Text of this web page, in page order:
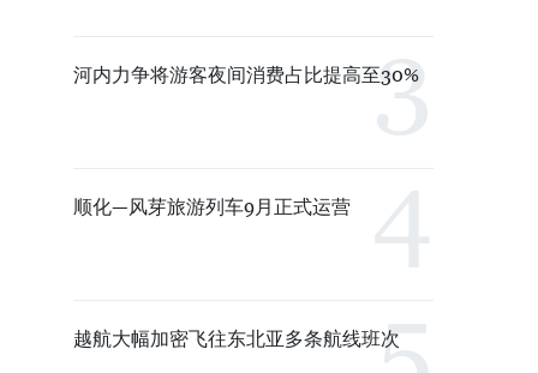
河内力争将游客夜间消费占比提高至30%
顺化—风芽旅游列车9月正式运营
越航大幅加密飞往东北亚多条航线班次